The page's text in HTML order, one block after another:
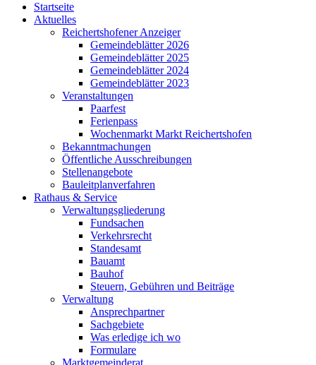
Startseite
Aktuelles
Reichertshofener Anzeiger
Gemeindeblätter 2026
Gemeindeblätter 2025
Gemeindeblätter 2024
Gemeindeblätter 2023
Veranstaltungen
Paarfest
Ferienpass
Wochenmarkt Markt Reichertshofen
Bekanntmachungen
Öffentliche Ausschreibungen
Stellenangebote
Bauleitplanverfahren
Rathaus & Service
Verwaltungsgliederung
Fundsachen
Verkehrsrecht
Standesamt
Bauamt
Bauhof
Steuern, Gebühren und Beiträge
Verwaltung
Ansprechpartner
Sachgebiete
Was erledige ich wo
Formulare
Marktgemeinderat